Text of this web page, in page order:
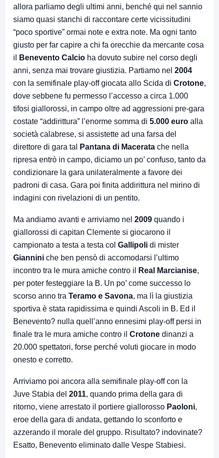
allora parliamo degli ultimi anni, benché qui nel sannio
siamo quasi stanchi di raccontare certe vicissitudini
“poco sportive” ormai note e extra note. Ma ogni tanto
giusto per far capire a chi fa orecchie da mercante cosa
il
Benevento Calcio ha dovuto subire nel corso degli
anni, senza mai trovare giustizia. Partiamo nel 2004
con la semifinale play-off giocata allo Scida di Crotone,
dove sebbene fu permesso l’accesso a circa 1.000
tifosi giallorossi, in campo oltre ad aggressioni pre-gara
costate “addirittura” l’enorme somma di 5.000 euro alla
società calabrese, si assistette ad una farsa del
direttore di gara tal
Pantana di Macerata che nella
ripresa entrò in campo, diciamo un po’ confuso, tanto da
condizionare la gara unilateralmente a favore dei
padroni di casa. Gara poi finita addirittura nel mirino di
indagini con rivelazioni di un pentito.
Ma andiamo avanti e arriviamo nel 2009 quando i
giallorossi di capitan Clemente si giocarono il
campionato a testa a testa col Gallipoli di mister
Giannini che ben pensò di accomodarsi l’ultimo
incontro tra le mura amiche contro il
Real Marcianise,
per poter festeggiare la B. Un po’ come successo lo
scorso anno tra Teramo e Savona, ma lì la giustizia
sportiva è stata rapidissima e quindi Ascoli in B. Ed il
Benevento? nulla quell’anno ennesimi play-off persi in
finale tra le mura amiche contro il Crotone dinanzi a
20.000 spettatori, forse perché voluti giocare in modo
onesto e corretto.
Arriviamo poi ancora alla semifinale play-off con la
Juve Stabia del 2011, quando prima della gara di
ritorno, viene arrestato il portiere giallorosso Paoloni,
eroe della gara di andata, gettando lo sconforto e
azzerando il morale del gruppo. Risultato? indovinate?
Esatto, Benevento eliminato dalle Vespe Stabiesi.